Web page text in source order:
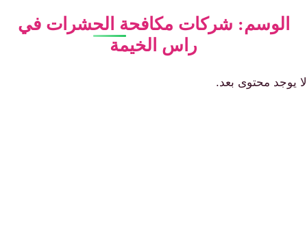
الوسم: شركات مكافحة الحشرات في
راس الخيمة
لا يوجد محتوى بعد.